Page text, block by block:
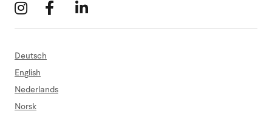
Deutsch
English
Nederlands
Norsk